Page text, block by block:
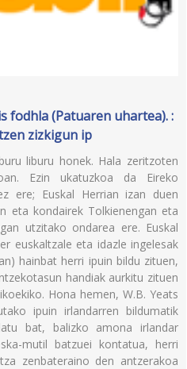
fodhla (Patuaren uhartea). :
zizkigun ip
liburu honek. Hala zeritzoten
Ezin ukatuzkoa da Eireko
ere; Euskal Herrian izan duen
eta kondairek Tolkienengan eta
utzitako ondarea ere. Euskal
euskaltzale eta idazle ingelesak
hainbat herri ipuin bildu zituen,
handiak aurkitu zituen
Hona hemen, W.B. Yeats
ipuin irlandarren bildumatik
bat, balizko amona irlandar
mutil batzuei kontatua, herri
zenbateraino den antzerakoa